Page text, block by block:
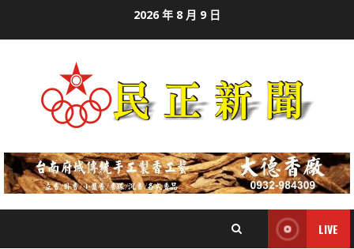
2026 年 8 月 9 日
LIVE